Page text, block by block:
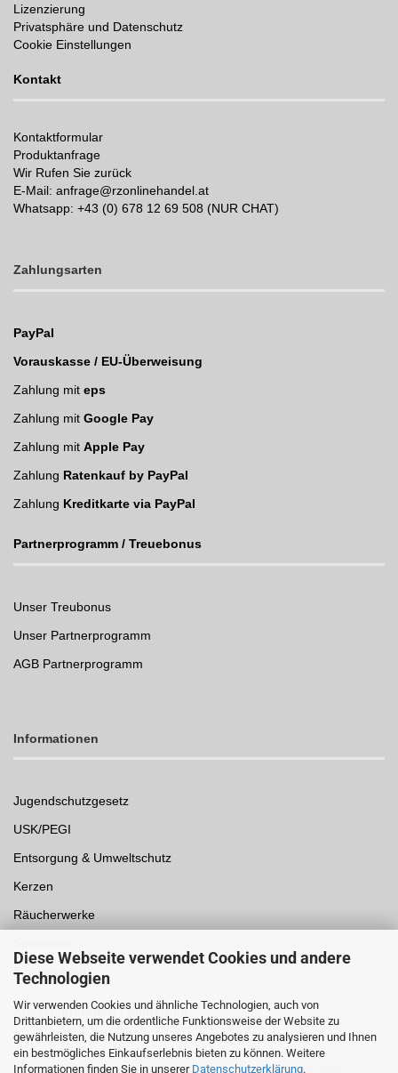
Diese Webseite verwendet Cookies und andere
Technologien
Wir verwenden Cookies und ähnliche Technologien, auch von
Drittanbietern, um die ordentliche Funktionsweise der Website zu
gewährleisten, die Nutzung unseres Angebotes zu analysieren und Ihnen
ein bestmögliches Einkaufserlebnis bieten zu können. Weitere
Informationen finden Sie in unserer Datenschutzerklärung.
Lizenzierung
Privatsphäre und Datenschutz
Cookie Einstellungen
Kontakt
Kontaktformular
Produktanfrage
Wir Rufen Sie zurück
E-Mail: anfrage@rzonlinehandel.at
Whatsapp: +43 (0) 678 12 69 508 (NUR CHAT)
Zahlungsarten
PayPal
Vorauskasse / EU-Überweisung
Zahlung mit eps
Zahlung mit Google Pay
Zahlung mit Apple Pay
Zahlung Ratenkauf by PayPal
Zahlung Kreditkarte via PayPal
Partnerprogramm / Treuebonus
Unser Treubonus
Unser Partnerprogramm
AGB Partnerprogramm
Informationen
Jugendschutzgesetz
USK/PEGI
Entsorgung & Umweltschutz
Kerzen
Räucherwerke
Einwegpfand
Auszeichnungen /Sicherheit